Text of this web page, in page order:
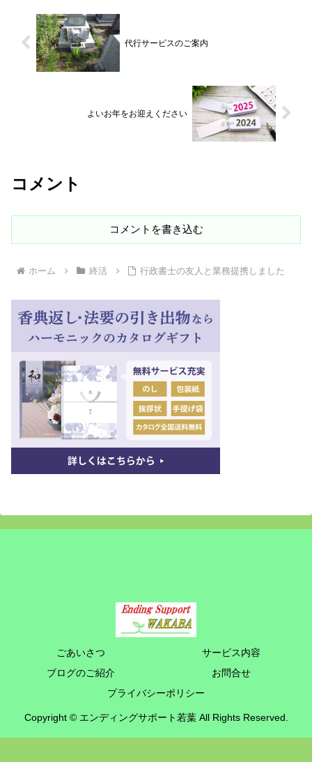
代行サービスのご案内
よいお年をお迎えください
コメント
コメントを書き込む
ホーム 終活 行政書士の友人と業務提携しました
ごあいさつ
サービス内容
ブログのご紹介
お問合せ
プライバシーポリシー
Copyright © エンディングサポート若葉 All Rights Reserved.